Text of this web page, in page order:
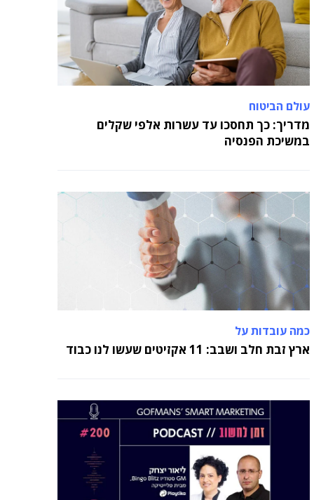
עולם הביטוח
מדריך: כך תחסכו עד עשרות אלפי שקלים
במשיכת הפנסיה
כמה עובדות על
ארץ זבת חלב ושבב: 11 אקזיטים שעשו לנו כבוד